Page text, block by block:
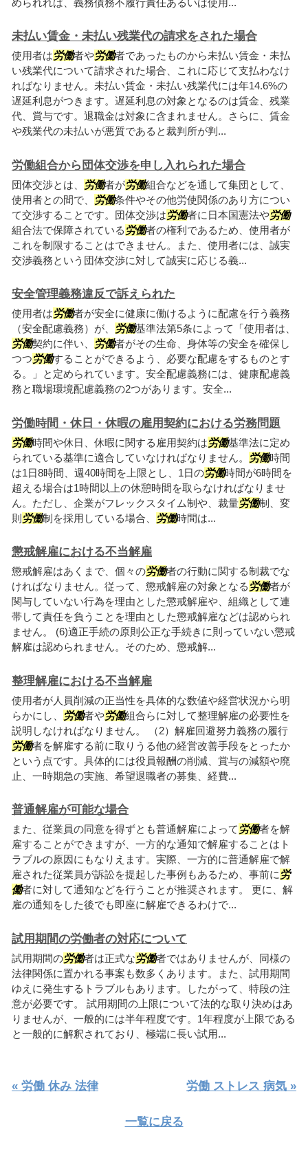
未払い賃金・未払い残業代の請求をされた場合
使用者は労働者や労働者であったものから未払い賃金・未払
い残業代について請求された場合、これに応じて支払わなけ
ればなりません。未払い賃金・未払い残業代には年14.6%の
遅延利息がつきます。遅延利息の対象となるのは賃金、残業
代、賞与です。退職金は対象に含まれません。さらに、賃金
や残業代の未払いが悪質であると裁判所が判...
労働組合から団体交渉を申し入れられた場合
団体交渉とは、 労働者が労働組合などを通して集団として、
使用者との間で、
労働条件やその他労使関係のあり方につい
て交渉することです。団体交渉は労働者に日本国憲法や労働
組合法で保障されている 労働者の権利であるため、使用者が
これを制限することはできません。また、使用者には、誠実
交渉義務という団体交渉に対して誠実に応じる義...
安全管理義務違反で訴えられた
使用者は労働者が安全に健康に働けるように配慮を行う義務
（安全配慮義務）が、
労働基準法第5条によって「使用者は、
労働契約に伴い、 労働者がその生命、身体等の安全を確保し
つつ労働することができるよう、必要な配慮をするものとす
る。」と定められています。安全配慮義務には、健康配慮義
務と職場環境配慮義務の2つがあります。安全...
労働時間・休日・休暇の雇用契約における労務問題
労働時間や休日、休暇に関する雇用契約は労働基準法に定め
られている基準に適合していなければなりません。
労働時間
は1日8時間、週40時間を上限とし、1日の労働時間が6時間を
超える場合は1時間以上の休憩時間を取らなければなりませ
ん。ただし、企業がフレックスタイム制や、裁量労働制、変
則 労働制を採用している場合、 労働時間は...
懲戒解雇における不当解雇
懲戒解雇はあくまで、個々の労働者の行動に関する制裁でな
ければなりません。従って、懲戒解雇の対象となる 労働者が
関与していない行為を理由とした懲戒解雇や、組織として連
帯して責任を負うことを理由とした懲戒解雇などは認められ
ません。 (6)適正手続の原則公正な手続きに則っていない懲戒
解雇は認められません。そのため、懲戒解...
整理解雇における不当解雇
使用者が人員削減の正当性を具体的な数値や経営状況から明
らかにし、
労働者や労働組合らに対して整理解雇の必要性を
説明しなければなりません。 （2）解雇回避努力義務の履行
労働者を解雇する前に取りうる他の経営改善手段をとったか
という点です。具体的には役員報酬の削減、賞与の減額や廃
止、一時期急の実施、希望退職者の募集、経費...
普通解雇が可能な場合
また、従業員の同意を得ずとも普通解雇によって 労働者を解
雇することができますが、一方的な通知で解雇することはト
ラブルの原因にもなりえます。実際、一方的に普通解雇で解
雇された従業員が訴訟を提起した事例もあるため、事前に 労
働者に対して通知などを行うことが推奨されます。 更に、解
雇の通知をした後でも即座に解雇できるわけで...
試用期間の労働者の対応について
試用期間の労働者は正式な労働者ではありませんが、同様の
法律関係に置かれる事案も数多くあります。また、試用期間
ゆえに発生するトラブルもあります。したがって、特段の注
意が必要です。 試用期間の上限について法的な取り決めはあ
りませんが、一般的には半年程度です。1年程度が上限である
と一般的に解釈されており、極端に長い試用...
« 労働 休み 法律 労働 ストレス 病気 »
一覧に戻る